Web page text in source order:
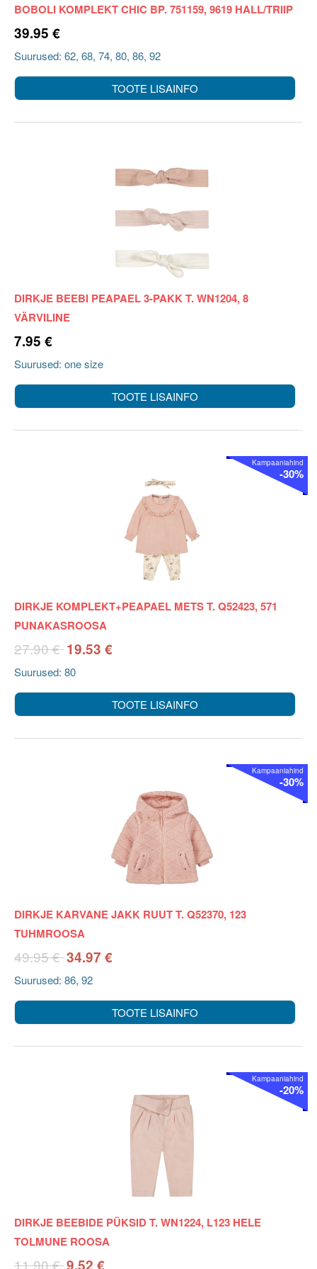
BOBOLI KOMPLEKT CHIC BP. 751159, 9619 HALL/TRIIP
39.95 €
Suurused: 62, 68, 74, 80, 86, 92
TOOTE LISAINFO
DIRKJE BEEBI PEAPAEL 3-PAKK T. WN1204, 8
VÄRVILINE
7.95 €
Suurused: one size
TOOTE LISAINFO
Kampaaniahind
-30%
DIRKJE KOMPLEKT+PEAPAEL METS T. Q52423, 571
PUNAKASROOSA
27.90 €19.53 €
Suurused: 80
TOOTE LISAINFO
Kampaaniahind
-30%
DIRKJE KARVANE JAKK RUUT T. Q52370, 123
TUHMROOSA
49.95 €34.97 €
Suurused: 86, 92
TOOTE LISAINFO
Kampaaniahind
-20%
DIRKJE BEEBIDE PÜKSID T. WN1224, L123 HELE
TOLMUNE ROOSA
11.90 €9.52 €